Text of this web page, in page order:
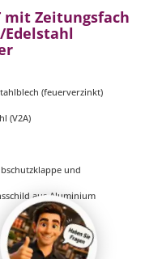
mit Zeitungsfach
(feuerverzinkt)
(V2A)
und
aus Aluminium